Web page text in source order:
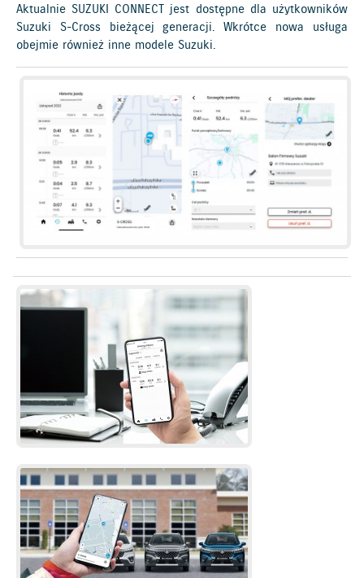
Aktualnie SUZUKI CONNECT jest dostępne dla użytkowników
Suzuki S-Cross bieżącej generacji. Wkrótce nowa usługa
obejmie również inne modele Suzuki.